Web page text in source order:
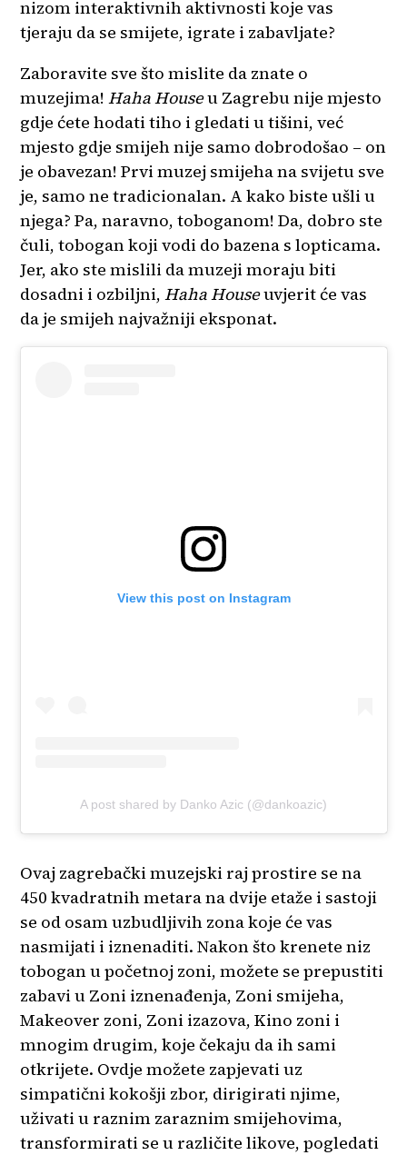
nizom interaktivnih aktivnosti koje vas
tjeraju da se smijete, igrate i zabavljate?
Zaboravite sve što mislite da znate o
muzejima!Haha Houseu Zagrebu nije mjesto
gdje ćete hodati tiho i gledati u tišini, već
mjesto gdje smijeh nije samo dobrodošao – on
je obavezan! Prvi muzej smijeha na svijetu sve
je, samo ne tradicionalan. A kako biste ušli u
njega? Pa, naravno, toboganom! Da, dobro ste
čuli, tobogan koji vodi do bazena s lopticama.
Jer, ako ste mislili da muzeji moraju biti
dosadni i ozbiljni,Haha Houseuvjerit će vas
da je smijeh najvažniji eksponat.
View this post on Instagram
A post shared by Danko Azic (@dankoazic)
Ovaj zagrebački muzejski raj prostire se na
450 kvadratnih metara na dvije etaže i sastoji
se od osam uzbudljivih zona koje će vas
nasmijati i iznenaditi. Nakon što krenete niz
tobogan u početnoj zoni, možete se prepustiti
zabavi u Zoni iznenađenja, Zoni smijeha,
Makeover zoni, Zoni izazova, Kino zoni i
mnogim drugim, koje čekaju da ih sami
otkrijete. Ovdje možete zapjevati uz
simpatični kokošji zbor, dirigirati njime,
uživati u raznim zaraznim smijehovima,
transformirati se u različite likove, pogledati